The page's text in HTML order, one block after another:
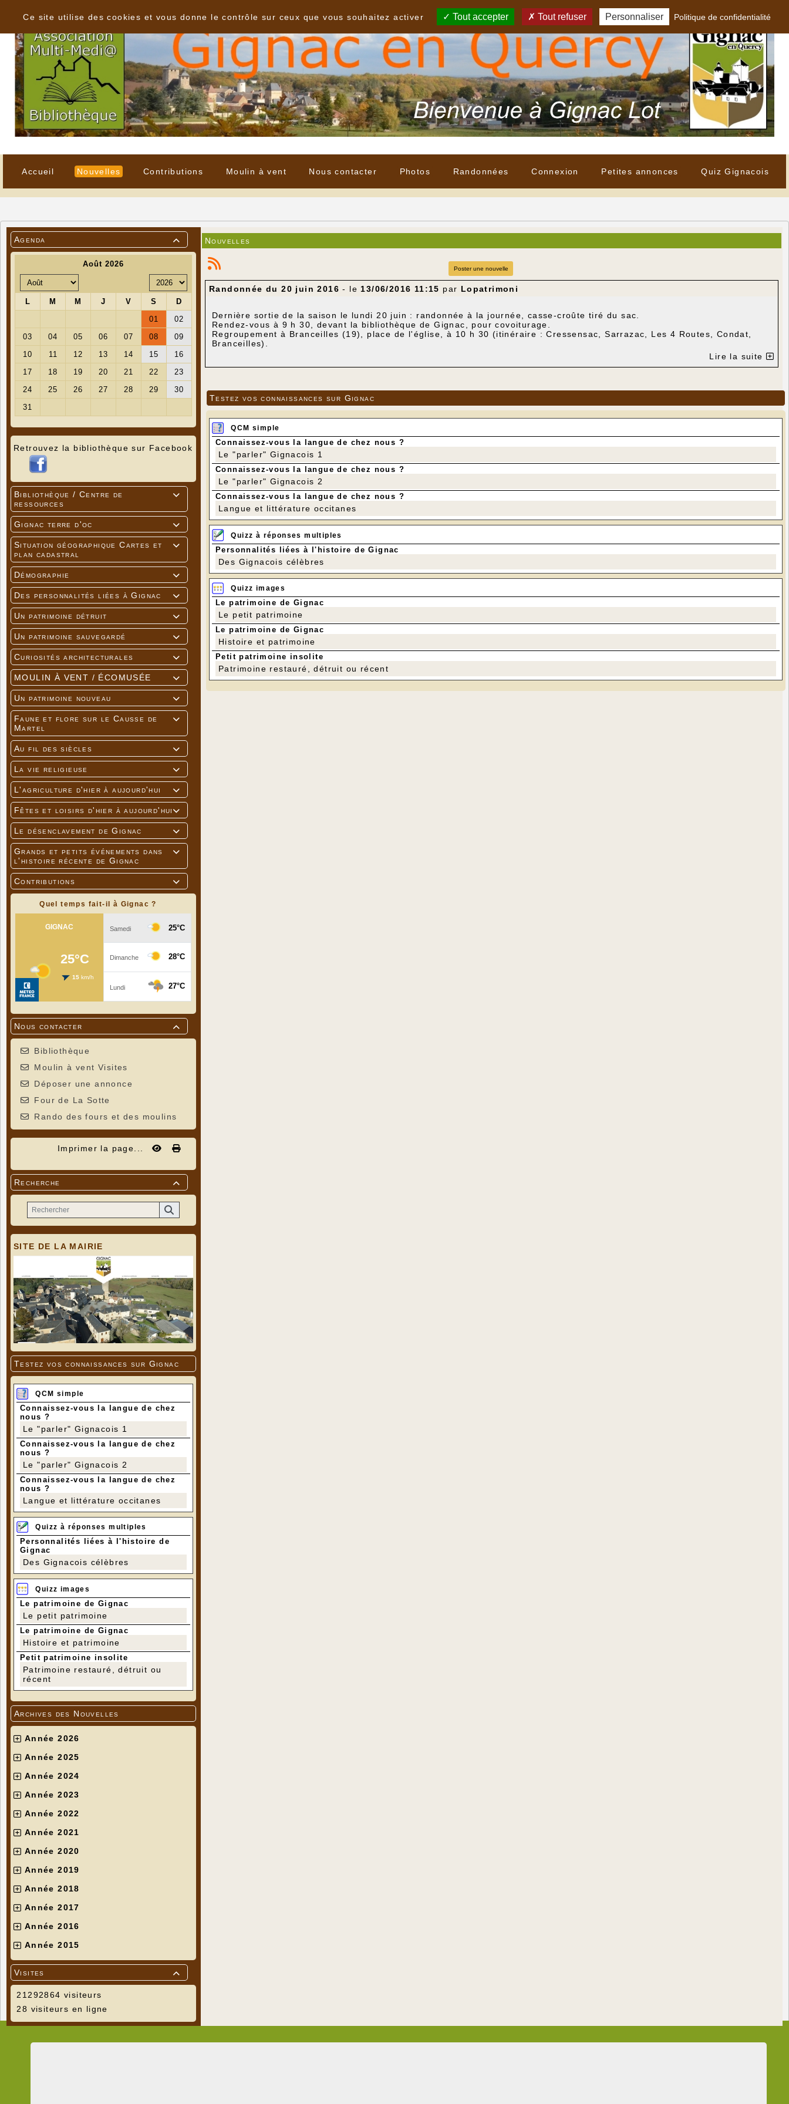
Accueil Nouvelles Contributions Moulin à vent Nous contacter Photos Randonnées Connexion Petites annonces Quiz Gignacois

Agenda
Retrouvez la bibliothèque sur Facebook

Bibliothèque / Centre de
ressources

Gignac terre d'oc

Situation géographique Cartes et
plan cadastral

Démographie

Des personnalités liées à Gignac

Un patrimoine détruit

Un patrimoine sauvegardé

Curiosités architecturales

MOULIN À VENT / ÉCOMUSÉE

Un patrimoine nouveau

Faune et flore sur le Causse de
Martel

Au fil des siècles

La vie religieuse

L'agriculture d'hier à aujourd'hui

Fêtes et loisirs d'hier à aujourd'hui

Le désenclavement de Gignac

Grands et petits événements dans
l'histoire récente de Gignac

Contributions
Quel temps fait-il à Gignac ?

Nous contacter
Bibliothèque
Moulin à vent Visites
Déposer une annonce
Four de La Sotte
Rando des fours et des moulins
Imprimer la page...

Recherche
SITE DE LA MAIRIE
Testez vos connaissances sur Gignac
QCM simple
Connaissez-vous la langue de chez
nous ?
Le "parler" Gignacois 1
Connaissez-vous la langue de chez
nous ?
Le "parler" Gignacois 2
Connaissez-vous la langue de chez
nous ?
Langue et littérature occitanes
Quizz à réponses multiples
Personnalités liées à l'histoire de
Gignac
Des Gignacois célèbres
Quizz images
Le patrimoine de Gignac
Le petit patrimoine
Le patrimoine de Gignac
Histoire et patrimoine
Petit patrimoine insolite
Patrimoine restauré, détruit ou
récent
Archives des Nouvelles
Année 2026
Année 2025
Année 2024
Année 2023
Année 2022
Année 2021
Année 2020
Année 2019
Année 2018
Année 2017
Année 2016
Année 2015

Visites
21292864 visiteurs
28 visiteurs en ligne
Nouvelles
Poster une nouvelle
Randonnée du 20 juin 2016 - le 13/06/2016 11:15 par Lopatrimoni
Dernière sortie de la saison le lundi 20 juin : randonnée à la journée, casse-croûte tiré du sac.
Rendez-vous à 9 h 30, devant la bibliothèque de Gignac, pour covoiturage.
Regroupement à Branceilles (19), place de l'église, à 10 h 30 (itinéraire : Cressensac, Sarrazac, Les 4 Routes, Condat,
Branceilles).
Lire la suite
Testez vos connaissances sur Gignac
QCM simple
Connaissez-vous la langue de chez nous ?
Le "parler" Gignacois 1
Connaissez-vous la langue de chez nous ?
Le "parler" Gignacois 2
Connaissez-vous la langue de chez nous ?
Langue et littérature occitanes
Quizz à réponses multiples
Personnalités liées à l'histoire de Gignac
Des Gignacois célèbres
Quizz images
Le patrimoine de Gignac
Le petit patrimoine
Le patrimoine de Gignac
Histoire et patrimoine
Petit patrimoine insolite
Patrimoine restauré, détruit ou récent
Ce site utilise des cookies et vous donne le contrôle sur ceux que vous souhaitez activer
Tout accepter Tout refuser Personnaliser Politique de confidentialité